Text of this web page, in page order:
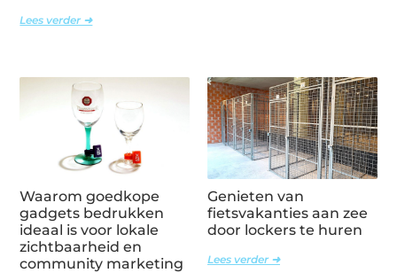
Lees verder ➜
Waarom goedkope
gadgets bedrukken
ideaal is voor lokale
zichtbaarheid en
community marketing
Genieten van
fietsvakanties aan zee
door lockers te huren
Lees verder ➜